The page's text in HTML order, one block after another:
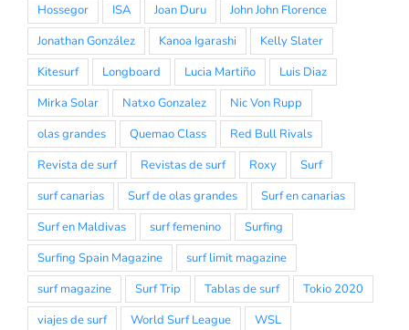
Hossegor
ISA Joan Duru
John John Florence
Jonathan González
Kanoa Igarashi
Kelly Slater
Kitesurf
Longboard Lucia Martiño
Luis Diaz
Mirka Solar
Natxo Gonzalez
Nic Von Rupp
olas grandes
Quemao Class
Red Bull Rivals
Revista de surf
Revistas de surf Roxy
Surf
surf canarias
Surf de olas grandes
Surf en canarias
Surf en Maldivas
surf femenino
Surfing
Surfing Spain Magazine
surf limit magazine
surf magazine
Surf Trip Tablas de surf
Tokio 2020
viajes de surf
World Surf League WSL